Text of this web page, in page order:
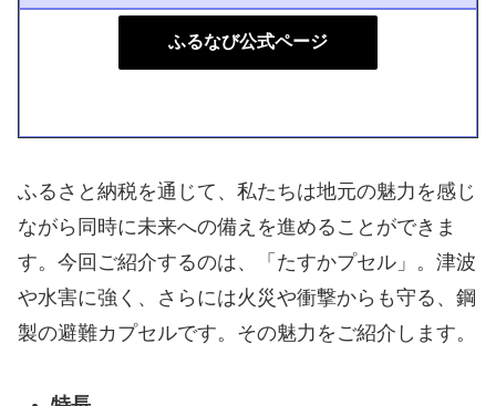
ふるなび公式ページ
ふるさと納税を通じて、私たちは地元の魅力を感じ
ながら同時に未来への備えを進めることができま
す。今回ご紹介するのは、「たすかプセル」。津波
や水害に強く、さらには火災や衝撃からも守る、鋼
製の避難カプセルです。その魅力をご紹介します。